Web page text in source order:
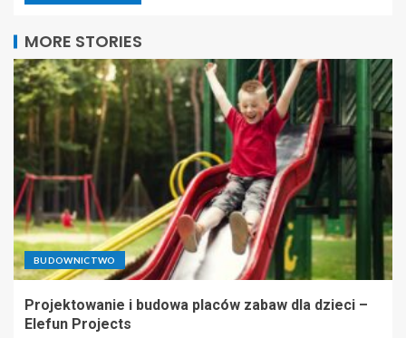
MORE STORIES
BUDOWNICTWO
Projektowanie i budowa placów zabaw dla dzieci –
Elefun Projects